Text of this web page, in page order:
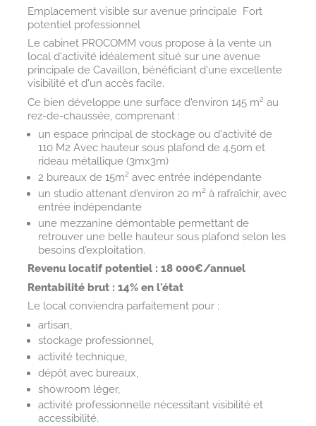
Emplacement visible sur avenue principale  Fort
potentiel professionnel
Le cabinet PROCOMM vous propose à la vente un
local d'activité idéalement situé sur une avenue
principale de Cavaillon, bénéficiant d'une excellente
visibilité et d'un accès facile.
Ce bien développe une surface d'environ 145 m² au
rez-de-chaussée, comprenant :
un espace principal de stockage ou d'activité de
110 M2 Avec hauteur sous plafond de 4.50m et
rideau métallique (3mx3m)
2 bureaux de 15m² avec entrée indépendante
un studio attenant d'environ 20 m² à rafraîchir, avec
entrée indépendante
une mezzanine démontable permettant de
retrouver une belle hauteur sous plafond selon les
besoins d'exploitation.
Revenu locatif potentiel : 18 000€/annuel
Rentabilité brut : 14% en l'état
Le local conviendra parfaitement pour :
artisan,
stockage professionnel,
activité technique,
dépôt avec bureaux,
showroom léger,
activité professionnelle nécessitant visibilité et
accessibilité.